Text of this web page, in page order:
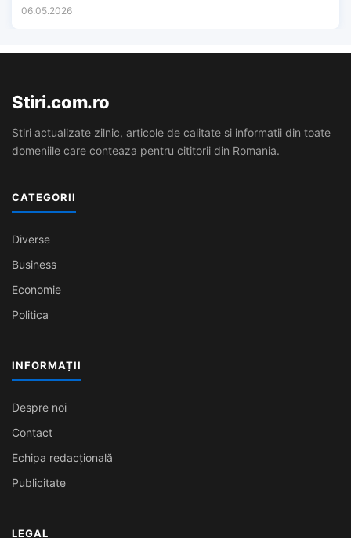
06.05.2026
Stiri.com.ro
Stiri actualizate zilnic, articole de calitate si informatii din toate
domeniile care conteaza pentru cititorii din Romania.
CATEGORII
Diverse
Business
Economie
Politica
INFORMAȚII
Despre noi
Contact
Echipa redacțională
Publicitate
LEGAL